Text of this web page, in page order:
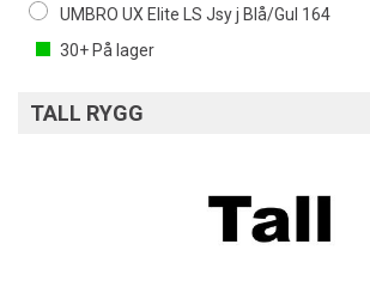
UMBRO UX Elite LS Jsy j Blå/Gul 164
30+ På lager
TALL RYGG